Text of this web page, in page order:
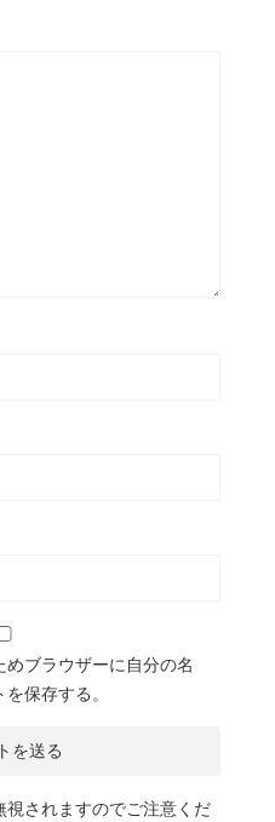
ブラウザーに自分の名
保存する。
視されますのでご注意くだ